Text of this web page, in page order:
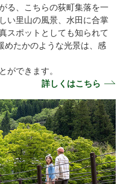
る、こちらの荻町集落を一
い里山の風景、水田に合掌
スポットとしても知られて
めたかのような光景は、感
ができます。
詳しくはこちら